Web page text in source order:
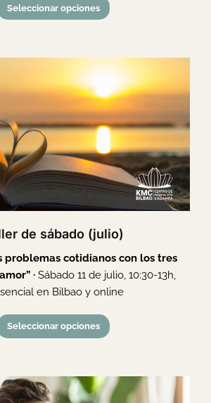
Seleccionar opciones
de sábado (julio)
problemas cotidianos con los tres
· Sábado 11 de julio, 10:30-13h,
en Bilbao y online
Seleccionar opciones